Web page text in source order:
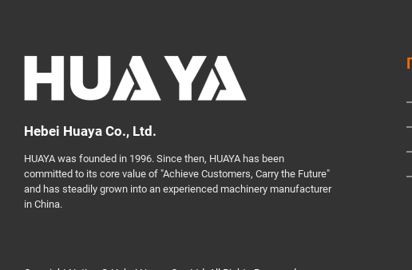
Hebei Huaya Co., Ltd.
HUAYA was founded in 1996. Since then, HUAYA has been
committed to its core value of "Achieve Customers, Carry the Future"
and has steadily grown into an experienced machinery manufacturer
in China.